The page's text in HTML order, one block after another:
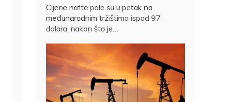
Cijene nafte pale su u petak na
međunarodnim tržištima ispod 97
dolara, nakon što je…